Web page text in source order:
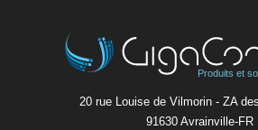
Produits et
20 rue Louise de Vilmorin - ZA
91630 Avrainvilleㅤ-ㅤFR